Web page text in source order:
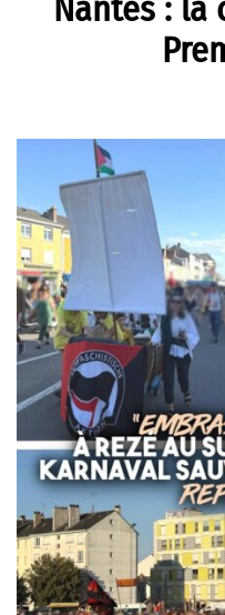
Nantes : la